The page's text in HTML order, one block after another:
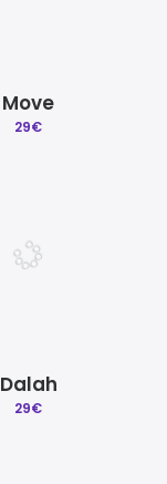
Move
29€
Dalah
29€